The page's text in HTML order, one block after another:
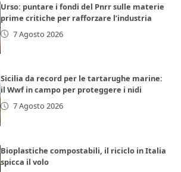
Urso: puntare i fondi del Pnrr sulle materie
prime critiche per rafforzare l’industria
7 Agosto 2026
Sicilia da record per le tartarughe marine:
il Wwf in campo per proteggere i nidi
7 Agosto 2026
Bioplastiche compostabili, il riciclo in Italia
spicca il volo